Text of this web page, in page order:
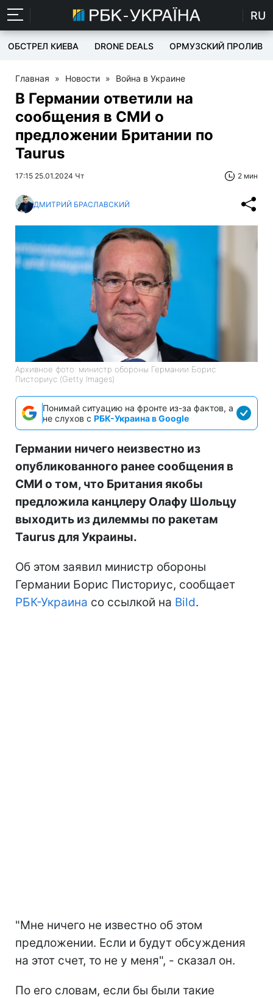
RU
ОБСТРЕЛ КИЕВА DRONE DEALS ОРМУЗСКИЙ ПРОЛИВ
Главная » Новости » Война в Украине
В Германии ответили на
сообщения в СМИ о
предложении Британии по
Taurus
17:15 25.01.2024 Чт 2 мин
ДМИТРИЙ БРАСЛАВСКИЙ
Архивное фото: министр обороны Германии Борис
Писториус (Getty Images)
Понимай ситуацию на фронте из-за фактов, а
не слухов с РБК-Украина в Google
Германии ничего неизвестно из
опубликованного ранее сообщения в
СМИ о том, что Британия якобы
предложила канцлеру Олафу Шольцу
выходить из дилеммы по ракетам
Taurus для Украины.
Об этом заявил министр обороны
Германии Борис Писториус, сообщает
РБК-Украина со ссылкой на Bild.
"Мне ничего не известно об этом
предложении. Если и будут обсуждения
на этот счет, то не у меня", - сказал он.
По его словам, если бы были такие